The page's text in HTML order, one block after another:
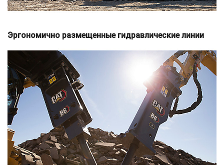
Эргономично размещенные гидравлические линии